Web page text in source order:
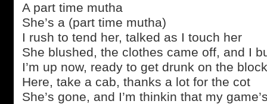
A part time mutha
She’s a (part time mutha)
I rush to tend her, talked as I touch her
She blushed, the clothes came off, and I
I’m up now, ready to get drunk on the block
Here, take a cab, thanks a lot for the cot
She’s gone, and I’m thinkin that my